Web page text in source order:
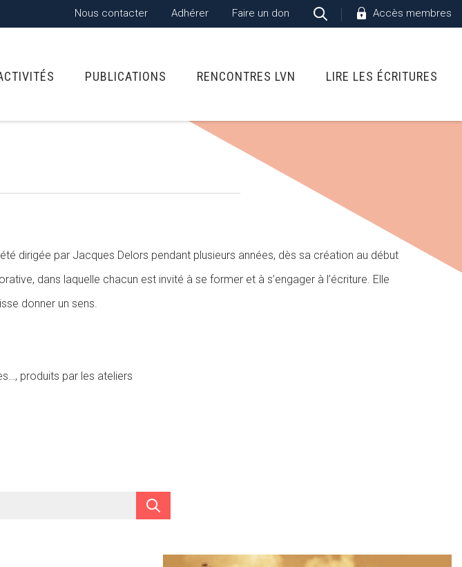
Nous contacter Adhérer Faire un don Accès membres
PUBLICATIONS RENCONTRES LVN LIRE LES ÉCRITURES
dirigée par Jacques Delors pendant plusieurs années, dès sa création au début
dans laquelle chacun est invité à se former et à s’engager à l’écriture. Elle
donner un sens.
produits par les ateliers